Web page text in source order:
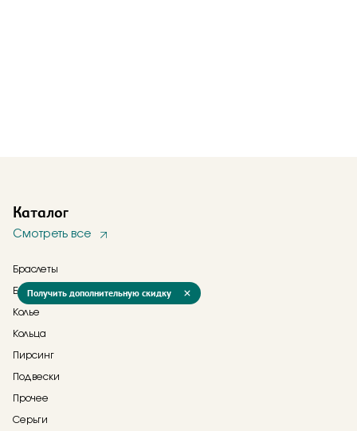
Каталог
Смотреть все
Браслеты
Брошь
Колье
Кольца
Пирсинг
Подвески
Прочее
Серьги
Получить дополнительную скидку